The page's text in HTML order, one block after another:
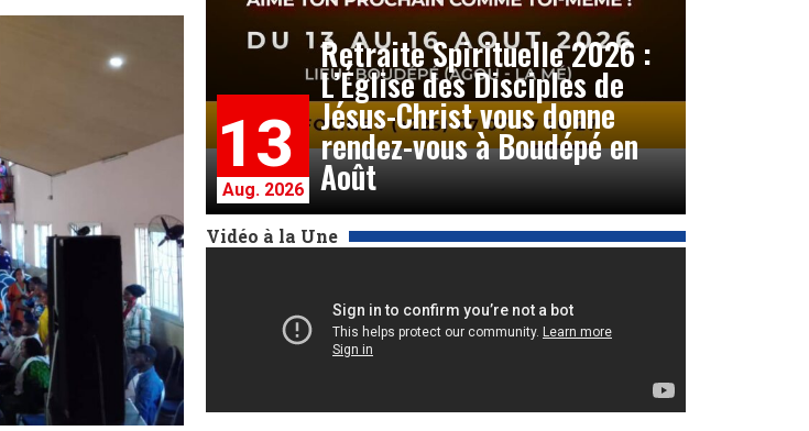
13
Aug. 2026
Retraite Spirituelle 2026 :
L’Église des Disciples de
Jésus-Christ vous donne
rendez-vous à Boudépé en
Août
Vidéo à la Une